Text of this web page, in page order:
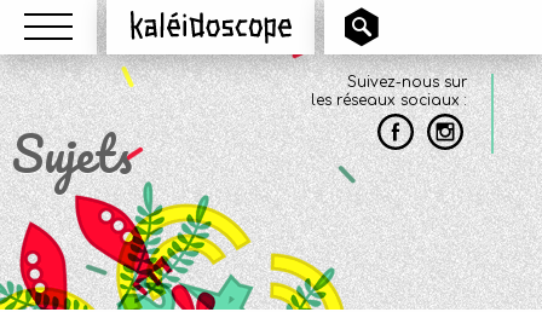
Menu Kaléidoscope
Suivez-nous sur
les réseaux sociaux :
Sujets